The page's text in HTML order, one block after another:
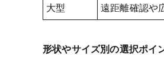
大型
遠距離確認や
形状やサイズ別の選択ポイ